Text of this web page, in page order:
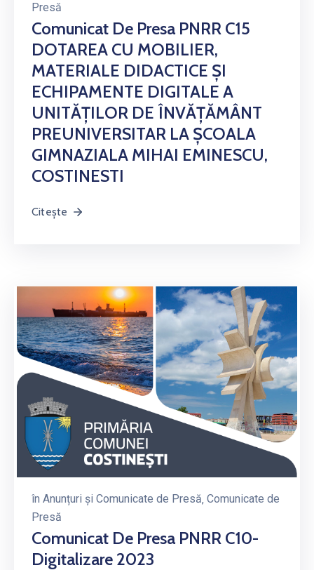
Presă
Comunicat De Presa PNRR C15
DOTAREA CU MOBILIER,
MATERIALE DIDACTICE ȘI
ECHIPAMENTE DIGITALE A
UNITĂȚILOR DE ÎNVĂȚĂMÂNT
PREUNIVERSITAR LA ȘCOALA
GIMNAZIALA MIHAI EMINESCU,
COSTINESTI
Citește
în Anunțuri și Comunicate de Presă‚ Comunicate de
Presă
Comunicat De Presa PNRR C10-
Digitalizare 2023